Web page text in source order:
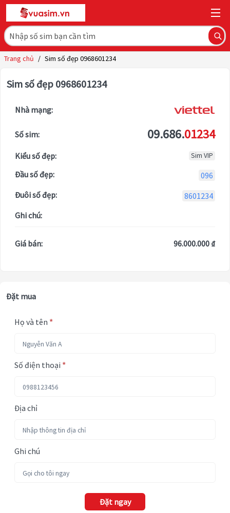
Trang chủ / Sim số đẹp 0968601234
Sim số đẹp 0968601234
Nhà mạng:
Số sim: 09.686.01234
Kiểu số đẹp: Sim VIP
Đầu số đẹp:
096
Đuôi số đẹp:
8601234
Ghi chú:
Giá bán: 96.000.000 ₫
Đặt mua
Họ và tên *
Số điện thoại *
Địa chỉ
Ghi chú
Đặt ngay